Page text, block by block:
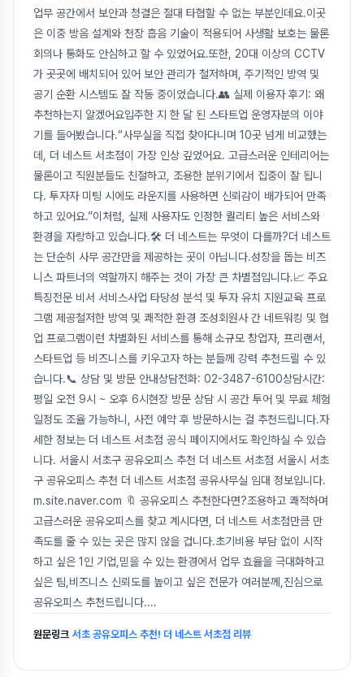
업무 공간에서 보안과 청결은 절대 타협할 수 없는 부분인데요.이곳
은 이중 방음 설계와 천장 흡음 기술이 적용되어 사생활 보호는 물론
회의나 통화도 안심하고 할 수 있었어요.또한, 20대 이상의 CCTV
가 곳곳에 배치되어 있어 보안 관리가 철저하며, 주기적인 방역 및
공기 순환 시스템도 잘 작동 중이었습니다.👥 실제 이용자 후기: 왜
추천하는지 알겠어요입주한 지 한 달 된 스타트업 운영자분의 이야
기를 들어봤습니다.“사무실을 직접 찾아다니며 10곳 넘게 비교했는
데, 더 네스트 서초점이 가장 인상 깊었어요. 고급스러운 인테리어는
물론이고 직원분들도 친절하고, 조용한 분위기에서 집중이 잘 됩니
다. 투자자 미팅 시에도 라운지를 사용하면 신뢰감이 배가되어 만족
하고 있어요.”이처럼, 실제 사용자도 인정한 퀄리티 높은 서비스와
환경을 자랑하고 있습니다.🛠 더 네스트는 무엇이 다를까?더 네스트
는 단순히 사무 공간만을 제공하는 곳이 아닙니다.성장을 돕는 비즈
니스 파트너의 역할까지 해주는 것이 가장 큰 차별점입니다.📈 주요
특징전문 비서 서비스사업 타당성 분석 및 투자 유치 지원교육 프로
그램 제공철저한 방역 및 쾌적한 환경 조성회원사 간 네트워킹 및 협
업 프로그램이런 차별화된 서비스를 통해 소규모 창업자, 프리랜서,
스타트업 등 비즈니스를 키우고자 하는 분들께 강력 추천드릴 수 있
습니다.📞 상담 및 방문 안내상담전화: 02-3487-6100상담시간:
평일 오전 9시 ~ 오후 6시현장 방문 상담 시 공간 투어 및 무료 체험
일정도 조율 가능하니, 사전 예약 후 방문하시는 걸 추천드립니다.자
세한 정보는 더 네스트 서초점 공식 페이지에서도 확인하실 수 있습
니다. 서울시 서초구 공유오피스 추천 더 네스트 서초점 서울시 서초
구 공유오피스 추천 더 네스트 서초점 공유사무실 임대 정보입니다.
m.site.naver.com 🔖 공유오피스 추천한다면?조용하고 쾌적하며
고급스러운 공유오피스를 찾고 계시다면, 더 네스트 서초점만큼 만
족도를 줄 수 있는 곳은 많지 않을 겁니다.초기비용 부담 없이 시작
하고 싶은 1인 기업,믿을 수 있는 환경에서 업무 효율을 극대화하고
싶은 팀,비즈니스 신뢰도를 높이고 싶은 전문가 여러분께,진심으로
공유오피스 추천드립니다....
원문링크 서초 공유오피스 추천! 더 네스트 서초점 리뷰